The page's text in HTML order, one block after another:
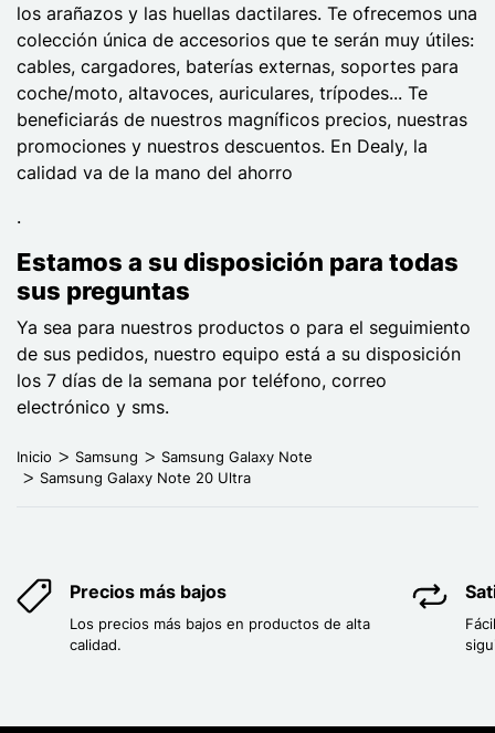
los arañazos y las huellas dactilares. Te ofrecemos una
colección única de accesorios que te serán muy útiles:
cables, cargadores, baterías externas, soportes para
coche/moto, altavoces, auriculares, trípodes... Te
beneficiarás de nuestros magníficos precios, nuestras
promociones y nuestros descuentos. En Dealy, la
calidad va de la mano del ahorro
.
Estamos a su disposición para todas
sus preguntas
Ya sea para nuestros productos o para el seguimiento
de sus pedidos, nuestro equipo está a su disposición
los 7 días de la semana por teléfono, correo
electrónico y sms.
Inicio Samsung
Samsung Galaxy Note
Samsung Galaxy Note 20 Ultra
Precios más bajos
Los precios más bajos en productos de alta
calidad.